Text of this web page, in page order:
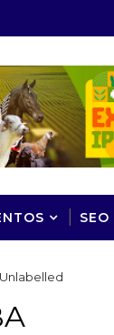
SEO
Unlabelled